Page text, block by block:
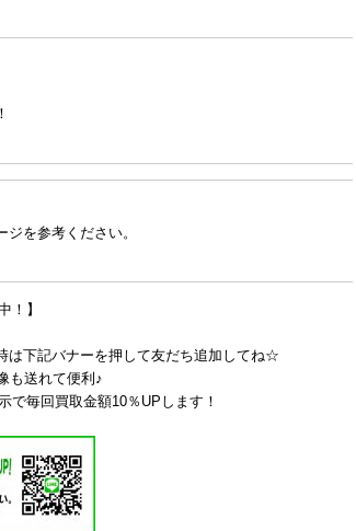
を参考ください。
！】
は下記バナーを押して友だち追加してね☆
も送れて便利♪
で毎回買取金額10％UPします！